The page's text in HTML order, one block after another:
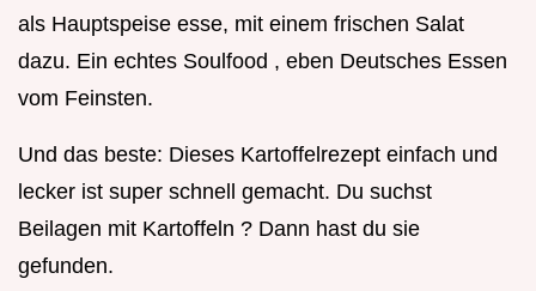
als Hauptspeise esse, mit einem frischen Salat
dazu. Ein echtes Soulfood , eben Deutsches Essen
vom Feinsten.
Und das beste: Dieses Kartoffelrezept einfach und
lecker ist super schnell gemacht. Du suchst
Beilagen mit Kartoffeln ? Dann hast du sie
gefunden.